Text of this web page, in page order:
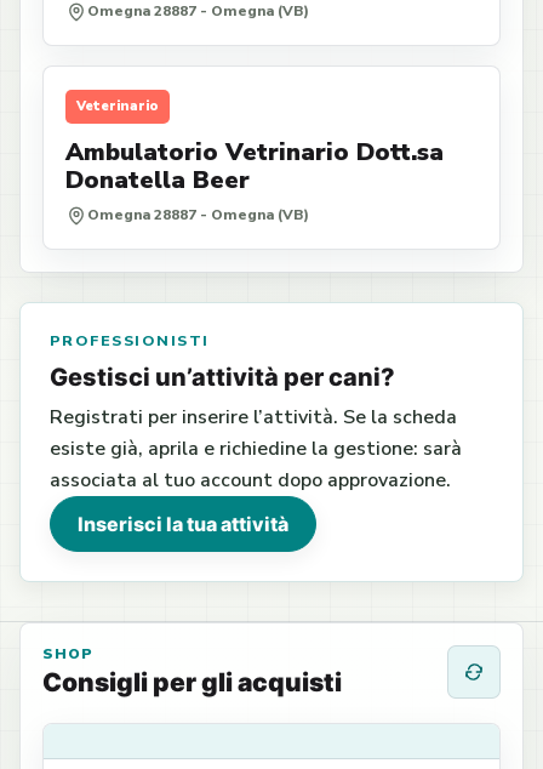
Omegna 28887 - Omegna (VB)
Veterinario
Ambulatorio Vetrinario Dott.sa
Donatella Beer
Omegna 28887 - Omegna (VB)
PROFESSIONISTI
Gestisci un’attività per cani?
Registrati per inserire l’attività. Se la scheda
esiste già, aprila e richiedine la gestione: sarà
associata al tuo account dopo approvazione.
Inserisci la tua attività
SHOP
Consigli per gli acquisti